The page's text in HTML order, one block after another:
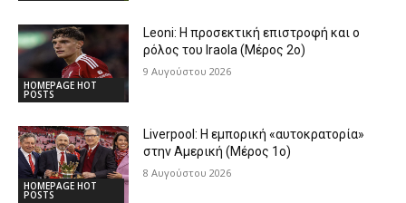
HOMEPAGE HOT
POSTS
Leoni: Η προσεκτική επιστροφή και ο
ρόλος του Iraola (Μέρος 2ο)
9 Αυγούστου 2026
HOMEPAGE HOT
POSTS
Liverpool: Η εμπορική «αυτοκρατορία»
στην Αμερική (Μέρος 1ο)
8 Αυγούστου 2026